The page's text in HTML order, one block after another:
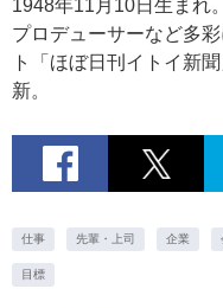
1948年11月10日生まれ
プロデューサーなど多
ト「ほぼ日刊イトイ新
新。
仕事 先輩・上司 企業
目標